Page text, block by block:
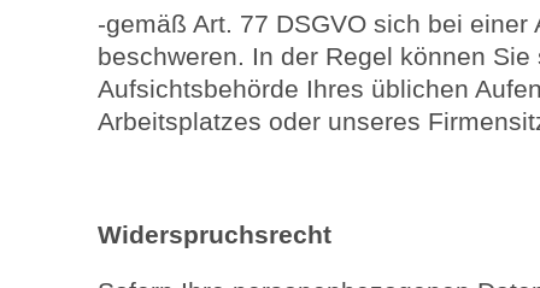
-gemäß Art. 77 DSGVO sich bei einer
beschweren. In der Regel können
Aufsichtsbehörde Ihres üblichen
Arbeitsplatzes oder unseres
Widerspruchsrecht